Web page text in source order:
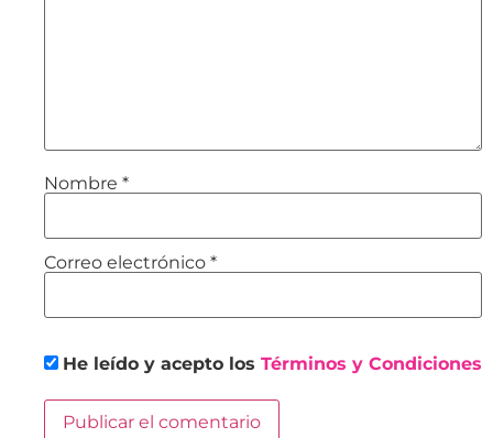
Nombre *
Correo electrónico *
He leído y acepto los Términos y Condiciones